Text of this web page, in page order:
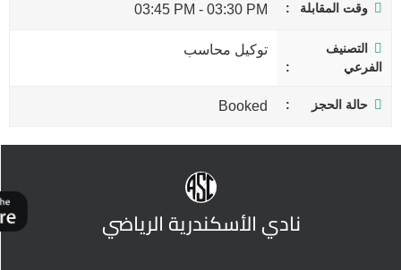
وقت المقابلة 03:30 PM
-
03:45 PM
التصنيف
الفرعي
توكيل محاسب
حالة الحجز Booked
نادي الأسكندرية الرياضي